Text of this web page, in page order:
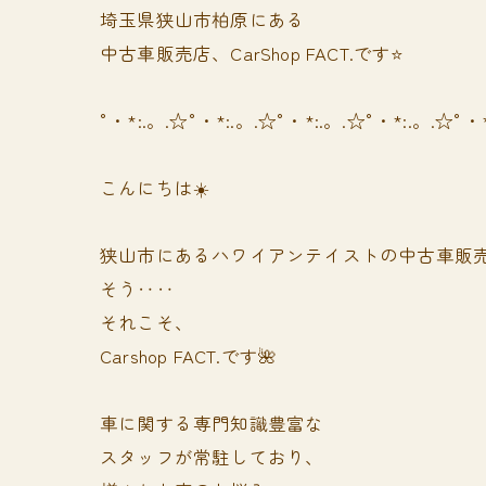
埼玉県狭山市柏原にある
中古車販売店、CarShop FACT.です⭐️
°・*:.。.☆°・*:.。.☆°・*:.。.☆°・*:.。.☆°
こんにちは☀️
狭山市にあるハワイアンテイストの中古車販売
そう‥‥
それこそ、
Carshop FACT.です🌺
車に関する専門知識豊富な
スタッフが常駐しており、